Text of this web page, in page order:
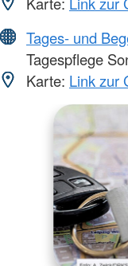
Tages- und
Tagespflege
Karte: Link zur